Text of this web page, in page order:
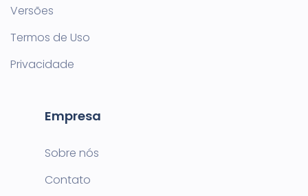
Versões
Termos de Uso
Privacidade
Empresa
Sobre nós
Contato